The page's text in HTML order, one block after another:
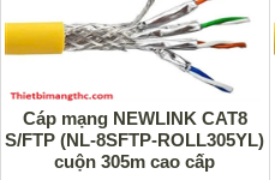
Cáp mạng NEWLINK CAT8
S/FTP (NL-8SFTP-ROLL305YL)
cuộn 305m cao cấp